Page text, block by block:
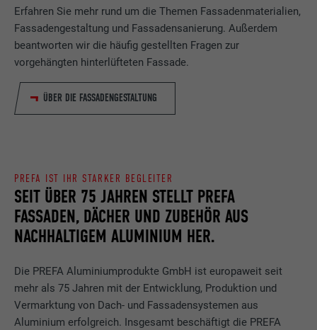
Erfahren Sie mehr rund um die Themen Fassadenmaterialien,
Fassadengestaltung und Fassadensanierung. Außerdem
beantworten wir die häufig gestellten Fragen zur
vorgehängten hinterlüfteten Fassade.
ÜBER DIE FASSADENGESTALTUNG
SEIT ÜBER 75 JAHREN STELLT PREFA
FASSADEN, DÄCHER UND ZUBEHÖR AUS
NACHHALTIGEM ALUMINIUM HER.
PREFA IST IHR STARKER BEGLEITER
Die PREFA Aluminiumprodukte GmbH ist europaweit seit
mehr als 75 Jahren mit der Entwicklung, Produktion und
Vermarktung von Dach- und Fassadensystemen aus
Aluminium erfolgreich. Insgesamt beschäftigt die PREFA